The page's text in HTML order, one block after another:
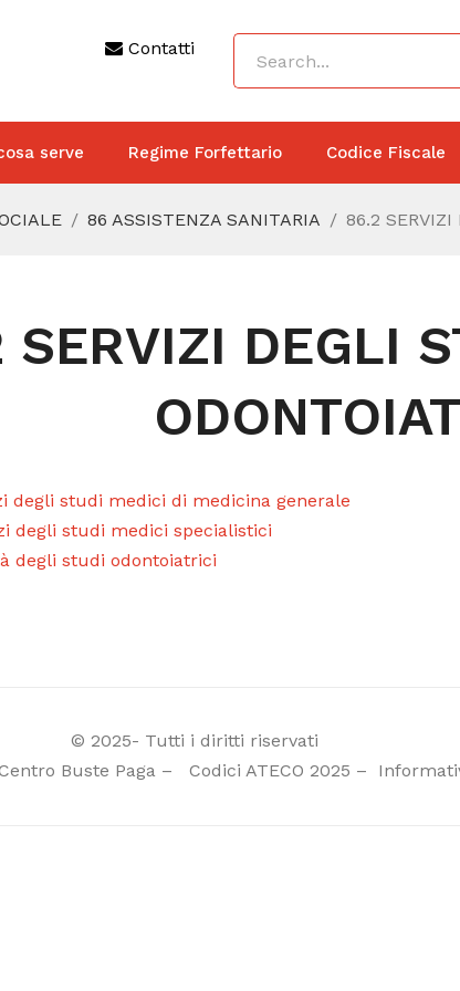
Contatti
serve Regime Forfettario Codice Fiscale
86 ASSISTENZA SANITARIA 86.2 SERVIZI
DEGLI
degli studi medici di medicina generale
degli studi medici specialistici
degli studi odontoiatrici
© 2025- Tutti i diritti riservati
Buste Paga– Codici ATECO 2025 –